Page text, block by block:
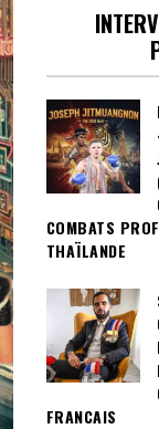
COMBATS
THAÏLANDE
FRANCAIS